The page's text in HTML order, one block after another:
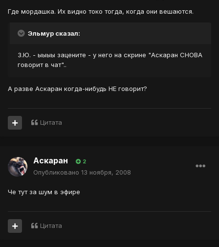
Где мордашка. Их видно токо тогда, когда они вешаются.
Эльмур сказал:
З.Ю. - ыыыы зацените - у него на скрине "Аскаран СНОВА
говорит в чат"..
А разве Аскаран когда-нибудь НЕ говорит?
Цитата
Аскаран 2
Опубликовано 13 ноября, 2008
Че тут за шум в эфире
Цитата